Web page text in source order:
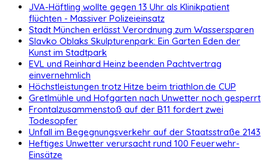
JVA-Häftling wollte gegen 13 Uhr als Klinikpatient
flüchten - Massiver Polizeieinsatz
Stadt München erlässt Verordnung zum Wassersparen
Slavko Oblaks Skulpturenpark: Ein Garten Eden der
Kunst im Stadtpark
EVL und Reinhard Heinz beenden Pachtvertrag
einvernehmlich
Höchstleistungen trotz Hitze beim triathlon.de CUP
Gretlmühle und Hofgarten nach Unwetter noch gesperrt
Frontalzusammenstoß auf der B11 fordert zwei
Todesopfer
Unfall im Begegnungsverkehr auf der Staatsstraße 2143
Heftiges Unwetter verursacht rund 100 Feuerwehr-
Einsätze